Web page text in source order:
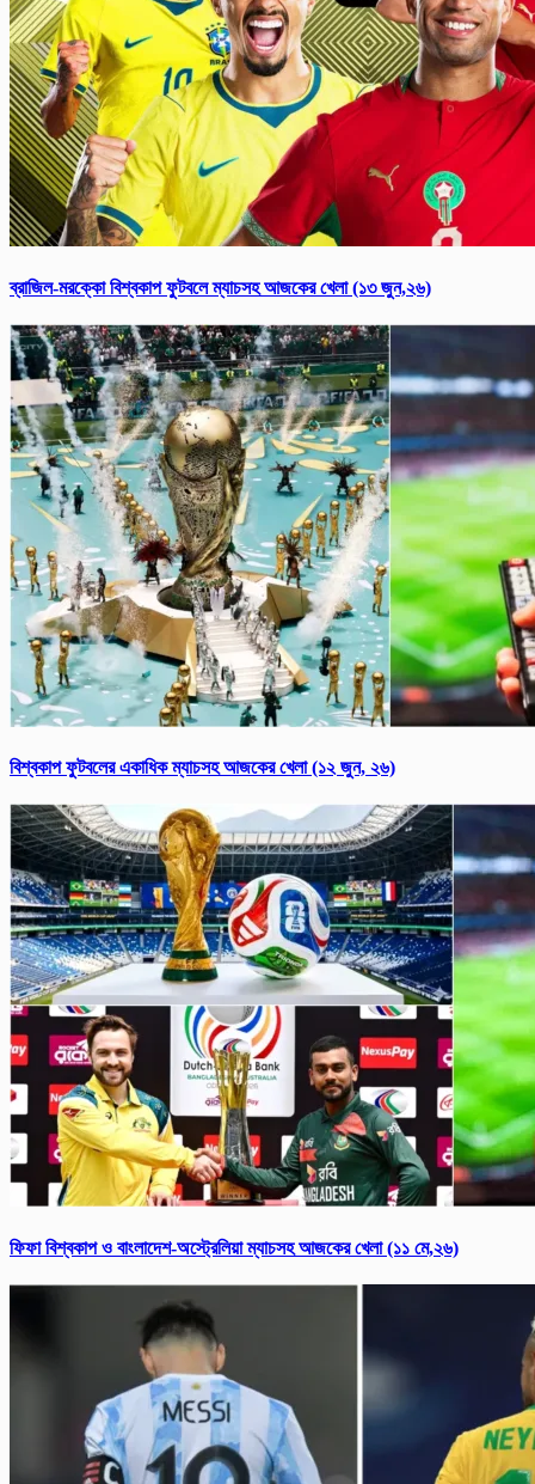
ব্রাজিল-মরক্কো বিশ্ব‌কাপ ফুটবলে ম্যাচসহ আজকের খেলা (১৩ জুন,২৬)
বিশ্বকাপ ফুটবলের একাধিক ম্যাচসহ আজকের খেলা (১২ জুন, ২৬)
ফিফা বিশ্ব‌কাপ ও বাংলাদেশ-অস্ট্রেলিয়া ম্যাচসহ আজকের খেলা (১১ মে,২৬)